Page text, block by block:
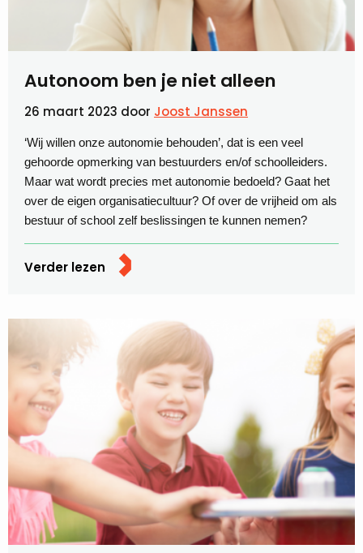
Autonoom ben je niet alleen
26 maart 2023 door Joost Janssen
‘Wij willen onze autonomie behouden’, dat is een veel
gehoorde opmerking van bestuurders en/of schoolleiders.
Maar wat wordt precies met autonomie bedoeld? Gaat het
over de eigen organisatiecultuur? Of over de vrijheid om als
bestuur of school zelf beslissingen te kunnen nemen?
Verder lezen